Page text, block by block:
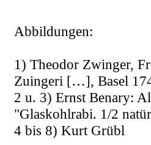
Abbildungen:
1) Theodor Zwinger,
Zuingeri […], Basel
2 u. 3) Ernst Benary:
"Glaskohlrabi. 1/2
4 bis 8) Kurt Grübl